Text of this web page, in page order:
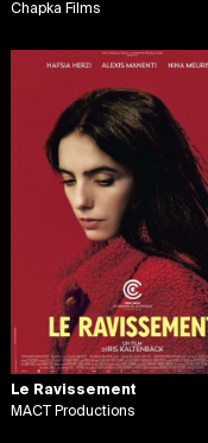
Chapka Films
Le Ravissement
MACT Productions